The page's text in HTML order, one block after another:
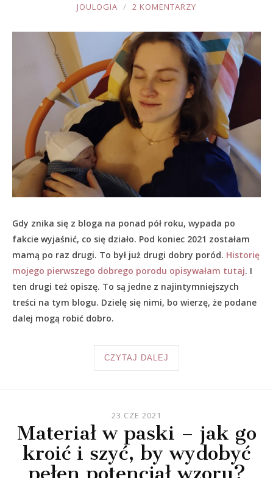
JOULE
JOULOGIA 2 KOMENTARZY
Gdy znika się z bloga na ponad pół roku, wypada po
fakcie wyjaśnić, co się działo. Pod koniec 2021 zostałam
mamą po raz drugi. To był już drugi dobry poród. Historię
mojego pierwszego dobrego porodu opisywałam tutaj. I
ten drugi też opiszę. To są jedne z najintymniejszych
treści na tym blogu. Dzielę się nimi, bo wierzę, że podane
dalej mogą robić dobro.
CZYTAJ DALEJ
23 CZE 2021
Materiał w paski – jak go
kroić i szyć, by wydobyć
pełen potencjał wzoru?